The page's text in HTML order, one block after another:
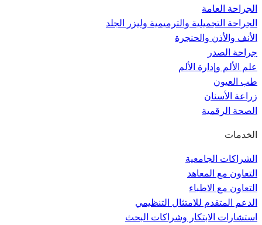
الجراحة العامة
الجراحة التجميلية والترميمية وليزر الجلد
الأنف والأذن والحنجرة
جراحة الصدر
علم الألم وإدارة الألم
طب العيون
زراعة الأسنان
الصحة الرقمية
الخدمات
الشراكات الجامعية
التعاون مع المعاهد
التعاون مع الاطباء
الدعم المتقدم للامتثال التنظيمي
استشارات الابتكار وشراكات البحث